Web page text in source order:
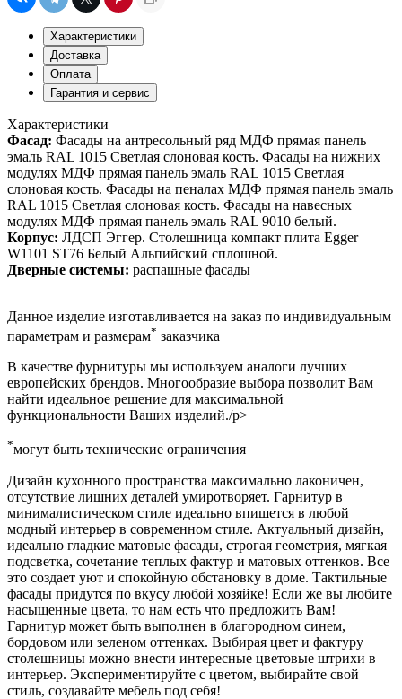
Характеристики
Доставка
Оплата
Гарантия и сервис
Характеристики
Фасад: Фасады на антресольный ряд МДФ прямая панель
эмаль RAL 1015 Светлая слоновая кость. Фасады на нижних
модулях МДФ прямая панель эмаль RAL 1015 Светлая
слоновая кость. Фасады на пеналах МДФ прямая панель эмаль
RAL 1015 Светлая слоновая кость. Фасады на навесных
модулях МДФ прямая панель эмаль RAL 9010 белый.
Корпус: ЛДСП Эггер. Столешница компакт плита Egger
W1101 ST76 Белый Альпийский сплошной.
Дверные системы: распашные фасады
Данное изделие изготавливается на заказ по индивидуальным
параметрам и размерам* заказчика
В качестве фурнитуры мы используем аналоги лучших
европейских брендов. Многообразие выбора позволит Вам
найти идеальное решение для максимальной
функциональности Ваших изделий./p>
*могут быть технические ограничения
Дизайн кухонного пространства максимально лаконичен,
отсутствие лишних деталей умиротворяет. Гарнитур в
минималистическом стиле идеально впишется в любой
модный интерьер в современном стиле. Актуальный дизайн,
идеально гладкие матовые фасады, строгая геометрия, мягкая
подсветка, сочетание теплых фактур и матовых оттенков. Все
это создает уют и спокойную обстановку в доме. Тактильные
фасады придутся по вкусу любой хозяйке! Если же вы любите
насыщенные цвета, то нам есть что предложить Вам!
Гарнитур может быть выполнен в благородном синем,
бордовом или зеленом оттенках. Выбирая цвет и фактуру
столешницы можно внести интересные цветовые штрихи в
интерьер. Экспериментируйте с цветом, выбирайте свой
стиль, создавайте мебель под себя!